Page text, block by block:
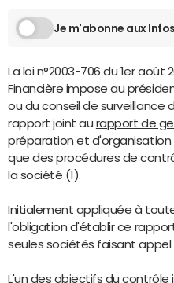
Je m'abonne aux
La loi n°2003-706 du 1er août
Financière impose au
ou du conseil de surveillance
rapport joint au rapport de
préparation et d'organisation
que des procédures de
la société (1).
Initialement appliquée à
l'obligation d'établir ce
seules sociétés faisant appel
L'un des objectifs du